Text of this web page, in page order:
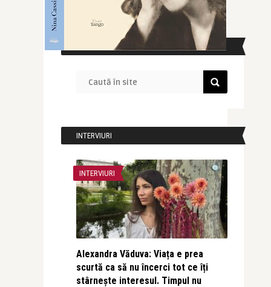
CAUTĂ ÎN SITE
INTERVIURI
INTERVIURI
Alexandra Văduva: Viața e prea
scurtă ca să nu încerci tot ce îți
stârnește interesul. Timpul nu